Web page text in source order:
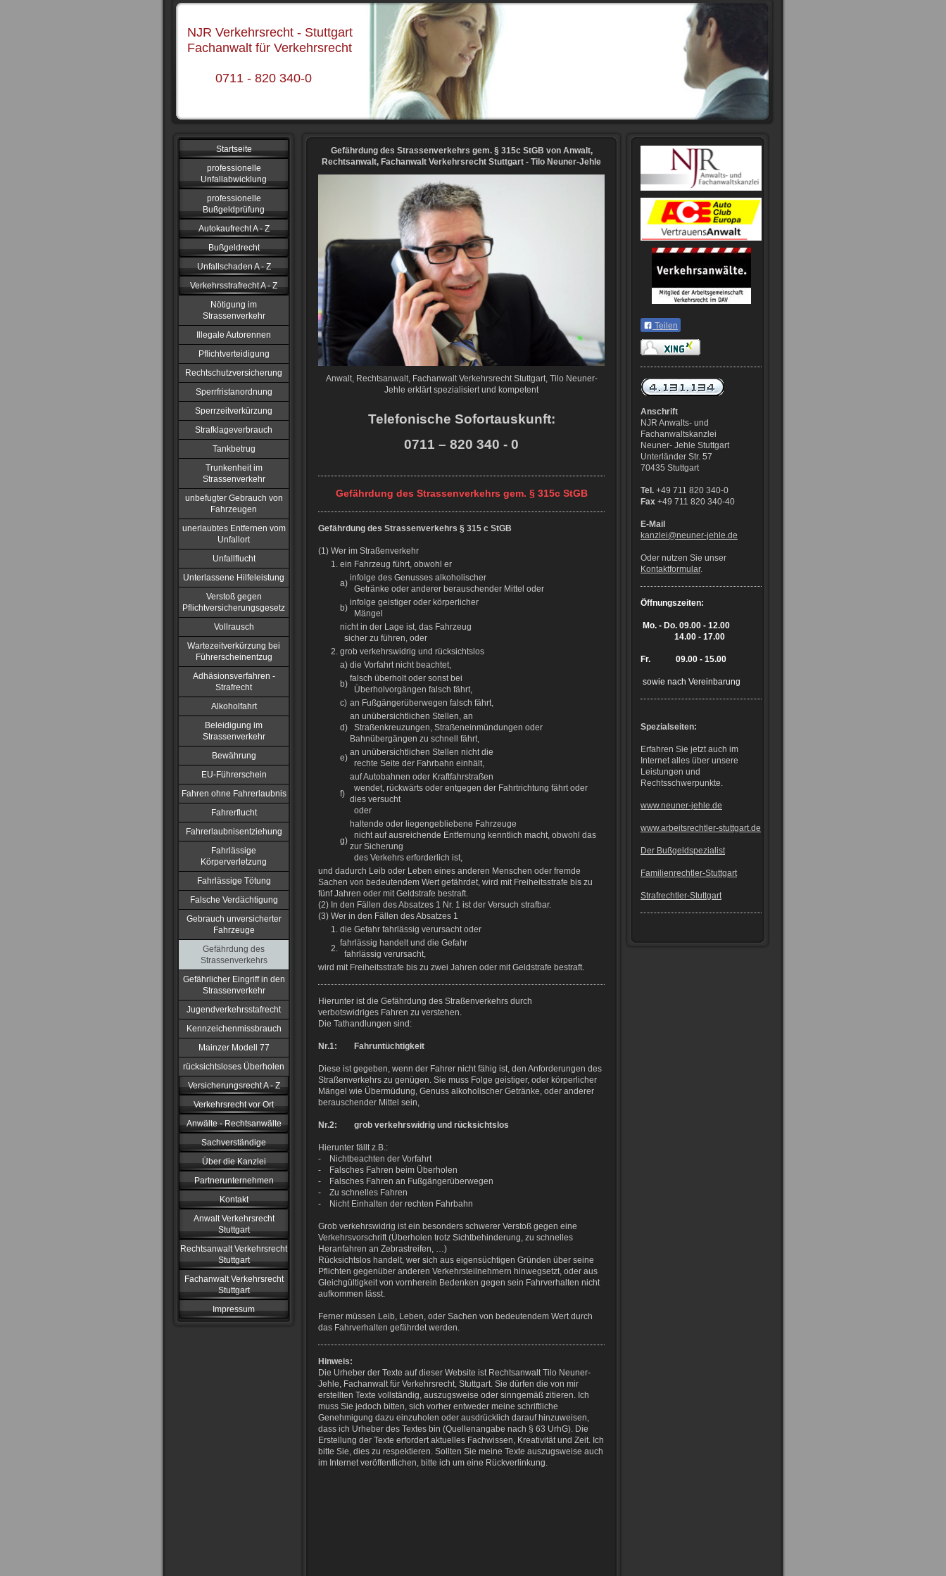
NJR Verkehrsrecht - Stuttgart
Fachanwalt für Verkehrsrecht
0711 - 820 340-0
Startseite
professionelle
Unfallabwicklung
professionelle
Bußgeldprüfung
Autokaufrecht A - Z
Bußgeldrecht
Unfallschaden A - Z
Verkehrsstrafrecht A - Z
Nötigung im
Strassenverkehr
Illegale Autorennen
Pflichtverteidigung
Rechtschutzversicherung
Sperrfristanordnung
Sperrzeitverkürzung
Strafklageverbrauch
Tankbetrug
Trunkenheit im
Strassenverkehr
unbefugter Gebrauch von
Fahrzeugen
unerlaubtes Entfernen vom
Unfallort
Unfallflucht
Unterlassene Hilfeleistung
Verstoß gegen
Pflichtversicherungsgesetz
Vollrausch
Wartezeitverkürzung bei
Führerscheinentzug
Adhäsionsverfahren -
Strafrecht
Alkoholfahrt
Beleidigung im
Strassenverkehr
Bewährung
EU-Führerschein
Fahren ohne Fahrerlaubnis
Fahrerflucht
Fahrerlaubnisentziehung
Fahrlässige
Körperverletzung
Fahrlässige Tötung
Falsche Verdächtigung
Gebrauch unversicherter
Fahrzeuge
Gefährdung des
Strassenverkehrs
Gefährlicher Eingriff in den
Strassenverkehr
Jugendverkehrsstafrecht
Kennzeichenmissbrauch
Mainzer Modell 77
rücksichtsloses Überholen
Versicherungsrecht A - Z
Verkehrsrecht vor Ort
Anwälte - Rechtsanwälte
Sachverständige
Über die Kanzlei
Partnerunternehmen
Kontakt
Anwalt Verkehrsrecht
Stuttgart
Rechtsanwalt Verkehrsrecht
Stuttgart
Fachanwalt Verkehrsrecht
Stuttgart
Impressum
Gefährdung des Strassenverkehrs gem. § 315c StGB von Anwalt,
Rechtsanwalt, Fachanwalt Verkehrsrecht Stuttgart - Tilo Neuner-Jehle
Anwalt, Rechtsanwalt, Fachanwalt Verkehrsrecht Stuttgart, Tilo Neuner-
Jehle erklärt spezialisiert und kompetent
Telefonische Sofortauskunft:
0711 – 820 340 - 0
Gefährdung des Strassenverkehrs gem. § 315c StGB
Gefährdung des Strassenverkehrs § 315 c StGB
(1) Wer im Straßenverkehr
1. ein Fahrzeug führt, obwohl er
a)
infolge des Genusses alkoholischer
Getränke oder anderer berauschender Mittel oder
b)
infolge geistiger oder körperlicher
Mängel
nicht in der Lage ist, das Fahrzeug
sicher zu führen, oder
2. grob verkehrswidrig und rücksichtslos
a) die Vorfahrt nicht beachtet,
b)
falsch überholt oder sonst bei
Überholvorgängen falsch fährt,
c) an Fußgängerüberwegen falsch fährt,
d)
an unübersichtlichen Stellen, an
Straßenkreuzungen, Straßeneinmündungen oder
Bahnübergängen zu schnell fährt,
e)
an unübersichtlichen Stellen nicht die
rechte Seite der Fahrbahn einhält,
f)
auf Autobahnen oder Kraftfahrstraßen
wendet, rückwärts oder entgegen der Fahrtrichtung fährt oder
dies versucht
oder
g)
haltende oder liegengebliebene Fahrzeuge
nicht auf ausreichende Entfernung kenntlich macht, obwohl das
zur Sicherung
des Verkehrs erforderlich ist,
und dadurch Leib oder Leben eines anderen Menschen oder fremde
Sachen von bedeutendem Wert gefährdet, wird mit Freiheitsstrafe bis zu
fünf Jahren oder mit Geldstrafe bestraft.
(2) In den Fällen des Absatzes 1 Nr. 1 ist der Versuch strafbar.
(3) Wer in den Fällen des Absatzes 1
1. die Gefahr fahrlässig verursacht oder
2.
fahrlässig handelt und die Gefahr
fahrlässig verursacht,
wird mit Freiheitsstrafe bis zu zwei Jahren oder mit Geldstrafe bestraft.
Hierunter ist die Gefährdung des Straßenverkehrs durch
verbotswidriges Fahren zu verstehen.
Die Tathandlungen sind:
Nr.1: Fahruntüchtigkeit
Diese ist gegeben, wenn der Fahrer nicht fähig ist, den Anforderungen des
Straßenverkehrs zu genügen. Sie muss Folge geistiger, oder körperlicher
Mängel wie Übermüdung, Genuss alkoholischer Getränke, oder anderer
berauschender Mittel sein,
Nr.2: grob verkehrswidrig und rücksichtslos
Hierunter fällt z.B.:
-
Nichtbeachten der Vorfahrt
-
Falsches Fahren beim Überholen
-
Falsches Fahren an Fußgängerüberwegen
- Zu schnelles Fahren
-
Nicht Einhalten der rechten Fahrbahn
Grob verkehrswidrig ist ein besonders schwerer Verstoß gegen eine
Verkehrsvorschrift (Überholen trotz Sichtbehinderung, zu schnelles
Heranfahren an Zebrastreifen, …)
Rücksichtslos handelt, wer sich aus eigensüchtigen Gründen über seine
Pflichten gegenüber anderen Verkehrsteilnehmern hinwegsetzt, oder aus
Gleichgültigkeit von vornherein Bedenken gegen sein Fahrverhalten nicht
aufkommen lässt.
Ferner müssen Leib, Leben, oder Sachen von bedeutendem Wert durch
das Fahrverhalten gefährdet werden.
Hinweis:
Die Urheber der Texte auf dieser Website ist Rechtsanwalt Tilo Neuner-
Jehle, Fachanwalt für Verkehrsrecht, Stuttgart. Sie dürfen die von mir
erstellten Texte vollständig, auszugsweise oder sinngemäß zitieren. Ich
muss Sie jedoch bitten, sich vorher entweder meine schriftliche
Genehmigung dazu einzuholen oder ausdrücklich darauf hinzuweisen,
dass ich Urheber des Textes bin (Quellenangabe nach § 63 UrhG). Die
Erstellung der Texte erfordert aktuelles Fachwissen, Kreativität und Zeit. Ich
bitte Sie, dies zu respektieren. Sollten Sie meine Texte auszugsweise auch
im Internet veröffentlichen, bitte ich um eine Rückverlinkung.
Teilen
Anschrift
NJR Anwalts- und
Fachanwaltskanzlei
Neuner- Jehle Stuttgart
Unterländer Str. 57
70435 Stuttgart
Tel. +49 711 820 340-0
Fax +49 711 820 340-40
E-Mail
kanzlei@neuner-jehle .de
Oder nutzen Sie unser
Kontaktformular.
Öffnungszeiten:
Mo. - Do. 09.00 - 12.00
14.00 - 17.00
Fr. 09.00 - 15.00
sowie nach Vereinbarung
Spezialseiten:
Erfahren Sie jetzt auch im
Internet alles über unsere
Leistungen und
Rechtsschwerpunkte.
www.neuner-jehle.de
www.arbeitsrechtler-stuttgart.de
Der Bußgeldspezialist
Familienrechtler-Stuttgart
Strafrechtler-Stuttgart